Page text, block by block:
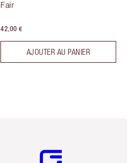
Fair
42,00 €
AJOUTER AU PANIER